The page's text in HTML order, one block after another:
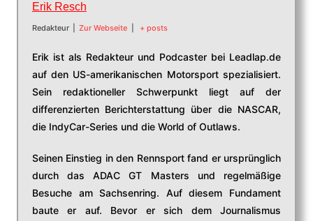
Erik Resch
Redakteur Zur Webseite + posts
Erik ist als Redakteur und Podcaster bei Leadlap.de
auf den US-amerikanischen Motorsport spezialisiert.
Sein redaktioneller Schwerpunkt liegt auf der
differenzierten Berichterstattung über die NASCAR,
die IndyCar-Series und die World of Outlaws.
Seinen Einstieg in den Rennsport fand er ursprünglich
durch das ADAC GT Masters und regelmäßige
Besuche am Sachsenring. Auf diesem Fundament
baute er auf. Bevor er sich dem Journalismus